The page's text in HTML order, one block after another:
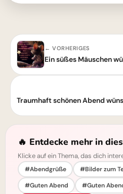
← VORHERIGES
🔥 Entdecke mehr in
Klicke auf ein Thema, das dich
#Abendgrüße #Bilder zum
#Guten Abend
#Guten